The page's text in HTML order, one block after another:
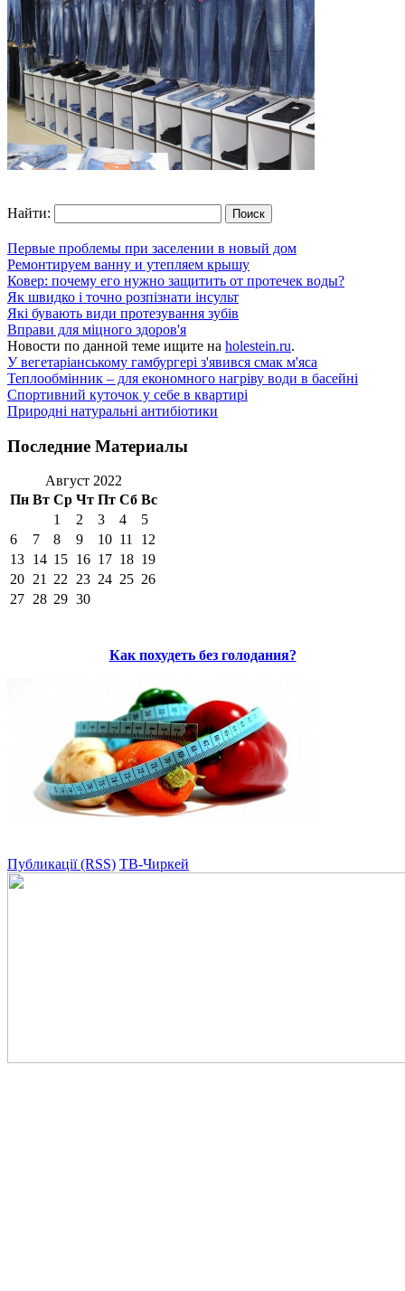
Найти:
Первые проблемы при заселении в новый дом
Ремонтируем ванну и утепляем крышу
Ковер: почему его нужно защитить от протечек воды?
Як швидко і точно розпізнати інсульт
Які бувають види протезування зубів
Вправи для міцного здоров'я
Новости по данной теме ищите на holestein.ru.
У вегетаріанському гамбургері з'явився смак м'яса
Теплообмінник – для економного нагріву води в басейні
Спортивний куточок у себе в квартирі
Природні натуральні антибіотики
Последние Материалы
Август 2022
Пн Вт Ср Чт Пт Сб Вс
1
2 3 4
5
6
7 8 9 10 11
12
13 14 15 16 17 18 19
20 21 22 23 24 25 26
27 28 29 30
Как похудеть без голодания?
Публикації (RSS) ТВ-Чиркей